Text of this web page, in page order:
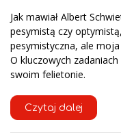
Jak mawiał Albert
pesymistą czy
pesymistyczna, ale
O kluczowych
swoim felietonie.
Czytaj dalej